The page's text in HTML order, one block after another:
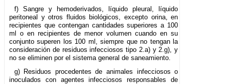
f) Sangre y hemoderivados, líquido pleural, líquido
peritoneal y otros fluidos biológicos, excepto orina, en
recipientes que contengan cantidades superiores a 100
ml o en recipientes de menor volumen cuando en su
conjunto superen los 100 ml, siempre que no tengan la
consideración de residuos infecciosos tipo 2.a) y 2.g), y
no se eliminen por el sistema general de saneamiento.
g) Residuos procedentes de animales infecciosos o
inoculados con agentes infecciosos responsables de